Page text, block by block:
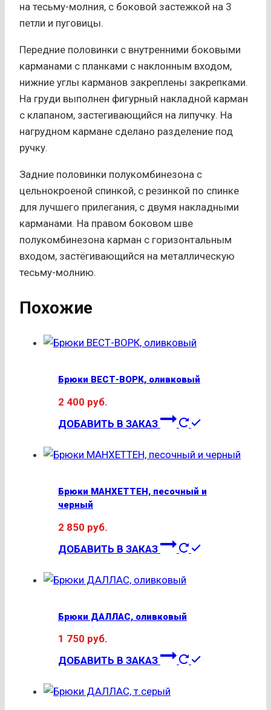
на тесьму-молния, с боковой застежкой на 3
петли и пуговицы.
Передние половинки с внутренними боковыми
карманами с планками с наклонным входом,
нижние углы карманов закреплены закрепками.
На груди выполнен фигурный накладной карман
с клапаном, застегивающийся на липучку. На
нагрудном кармане сделано разделение под
ручку.
Задние половинки полукомбинезона с
цельнокроеной спинкой, с резинкой по спинке
для лучшего прилегания, с двумя накладными
карманами. На правом боковом шве
полукомбинезона карман с горизонтальным
входом, застёгивающийся на металлическую
тесьму-молнию.
Похожие
Брюки ВЕСТ-ВОРК, оливковый
2 400 руб.
ДОБАВИТЬ В ЗАКАЗ
Этот
имеет
Опции
на
Брюки МАНХЕТТЕН, песочный и
черный
2 850 руб.
ДОБАВИТЬ В ЗАКАЗ
Этот
выбрать
Брюки ДАЛЛАС, оливковый
1 750 руб.
ДОБАВИТЬ В ЗАКАЗ
Этот